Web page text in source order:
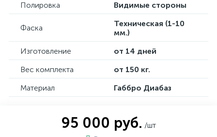
Полировка
Видимые стороны
Фаска
Техническая (1-10
мм.)
Изготовление
от 14 дней
Вес комплекта
от 150 кг.
Материал
Габбро Диабаз
95 000 руб. /шт